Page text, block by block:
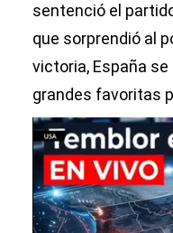
sentenció el
que sorprendió al
victoria, España
grandes favoritas